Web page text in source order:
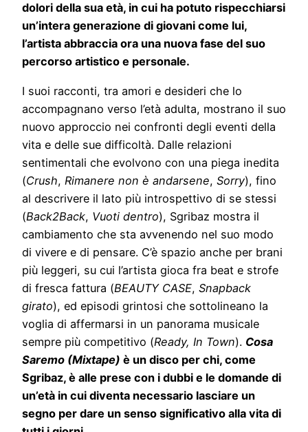
dolori della sua età, in cui ha potuto rispecchiarsi
un’intera generazione di giovani come lui,
l’artista abbraccia ora una nuova fase del suo
percorso artistico e personale.
I suoi racconti, tra amori e desideri che lo
accompagnano verso l’età adulta, mostrano il suo
nuovo approccio nei confronti degli eventi della
vita e delle sue difficoltà. Dalle relazioni
sentimentali che evolvono con una piega inedita
(Crush, Rimanere non è andarsene, Sorry), fino
al descrivere il lato più introspettivo di se stessi
(Back2Back, Vuoti dentro), Sgribaz mostra il
cambiamento che sta avvenendo nel suo modo
di vivere e di pensare. C’è spazio anche per brani
più leggeri, su cui l’artista gioca fra beat e strofe
di fresca fattura (BEAUTY CASE, Snapback
girato), ed episodi grintosi che sottolineano la
voglia di affermarsi in un panorama musicale
sempre più competitivo (Ready, In Town). Cosa
Saremo (Mixtape) è un disco per chi, come
Sgribaz, è alle prese con i dubbi e le domande di
un’età in cui diventa necessario lasciare un
segno per dare un senso significativo alla vita di